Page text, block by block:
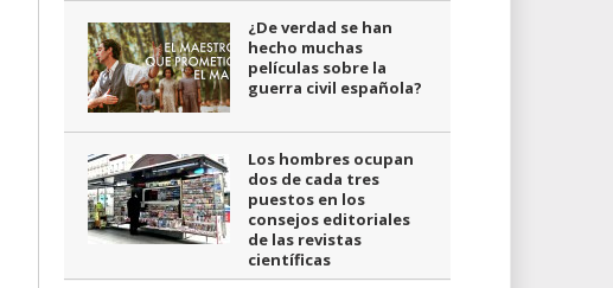
¿De verdad se han
hecho muchas
películas sobre la
guerra civil española?
Los hombres ocupan
dos de cada tres
puestos en los
consejos editoriales
de las revistas
científicas